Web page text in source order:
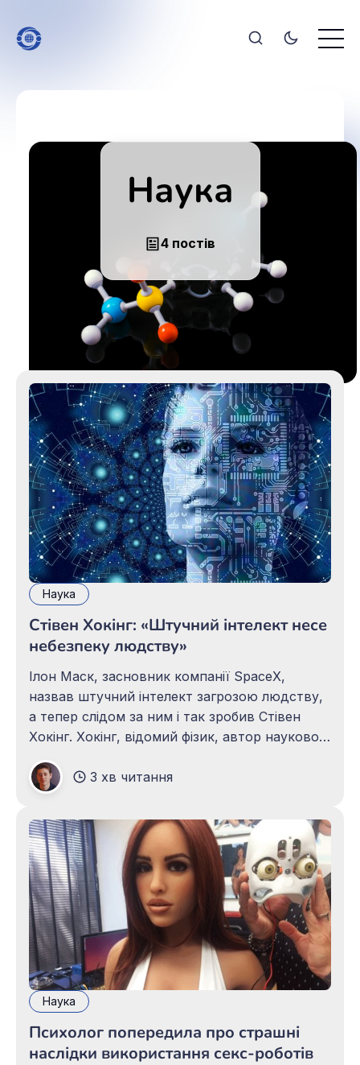
Наука
4 постів
Наука
Стівен Хокінг: «Штучний інтелект несе
небезпеку людству»
Ілон Маск, засновник компанії SpaceX,
назвав штучний інтелект загрозою людству,
а тепер слідом за ним і так зробив Стівен
Хокінг. Хокінг, відомий фізик, автор науково-
думку про те, що «розробка повноцінного
штучного інтелекту може означати кінець
людської раси». Сьогодні, на думку Хокінга,
3 хв читання
Наука
Психолог попередила про страшні
наслідки використання секс-роботів